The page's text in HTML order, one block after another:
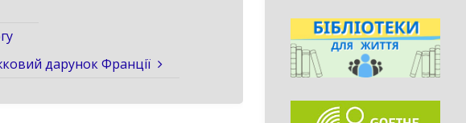
дарунок Франції